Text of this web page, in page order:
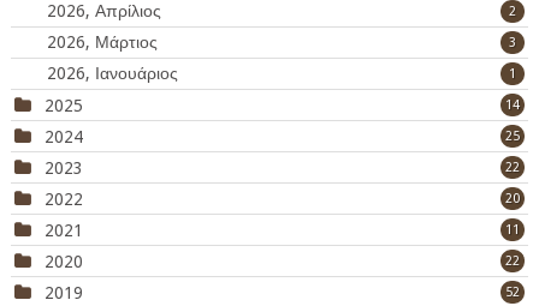
2026, Απρίλιος 2
2026, Μάρτιος 3
2026, Ιανουάριος 1
2025 14
2024 25
2023 22
2022 20
2021 11
2020 22
2019 52